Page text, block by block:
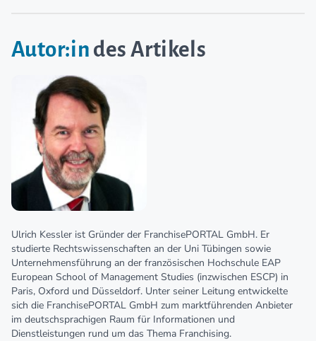
Autor:in des Artikels
Ulrich Kessler ist Gründer der FranchisePORTAL GmbH. Er
studierte Rechtswissenschaften an der Uni Tübingen sowie
Unternehmensführung an der französischen Hochschule EAP
European School of Management Studies (inzwischen ESCP) in
Paris, Oxford und Düsseldorf. Unter seiner Leitung entwickelte
sich die FranchisePORTAL GmbH zum marktführenden Anbieter
im deutschsprachigen Raum für Informationen und
Dienstleistungen rund um das Thema Franchising.